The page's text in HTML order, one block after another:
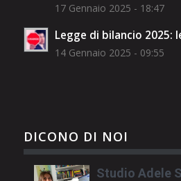
17 Gennaio 2025 - 18:47
Legge di bilancio 2025:
14 Gennaio 2025 - 09:55
DICONO DI NOI
Studio Adele